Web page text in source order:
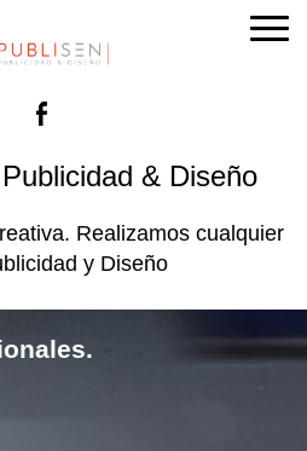
& Diseño
Realizamos cualquier
y Diseño